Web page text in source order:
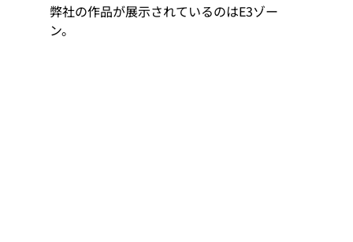
弊社の作品が展示されているのはE3ゾー
ン。